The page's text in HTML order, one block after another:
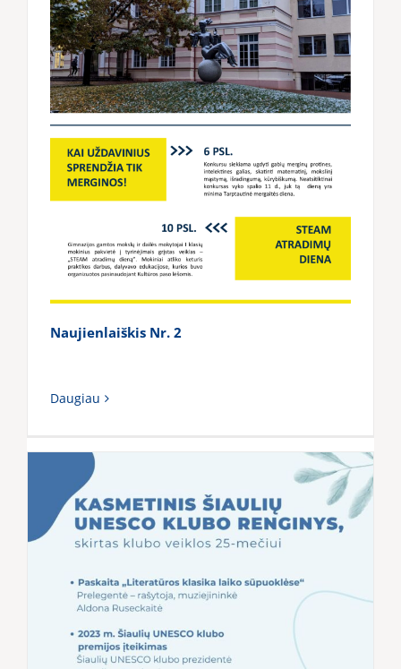
Naujienlaiškis Nr. 2
Daugiau